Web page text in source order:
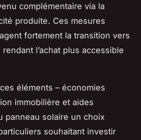
complémentaire via la
produite. Ces mesures
fortement la transition vers
l’achat plus accessible
éléments – économies
immobilière et aides
panneau solaire un choix
souhaitant investir